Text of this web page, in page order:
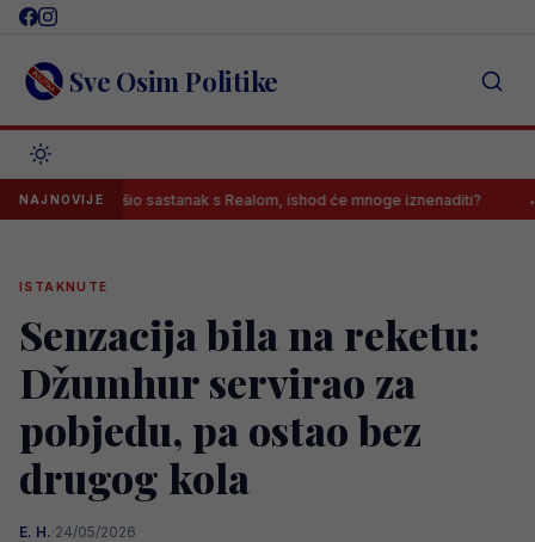
Skip
content Sve Osim Politike
NAJNOVIJE
završio sastanak s Realom, ishod će mnoge iznenaditi?
ISTAKNUTE
Senzacija bila na reketu:
Džumhur servirao za
pobjedu, pa ostao bez
drugog kola
E. H.·24/05/2026